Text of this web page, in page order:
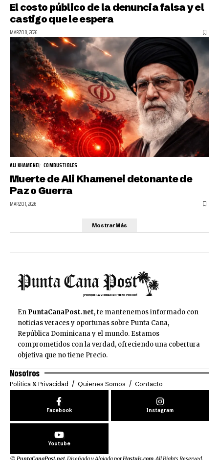
El costo público de la denuncia falsa y el
castigo que le espera
MARZO 8, 2026
ALI KHAMENEI COMBUSTIBLES
Muerte de Ali Khamenei detonante de
Paz o Guerra
MARZO 1, 2026
Mostrar Más
En PuntaCanaPost.net, te mantenemos informado con
noticias veraces y oportunas sobre Punta Cana,
República Dominicana y el mundo. Estamos
comprometidos con la verdad, ofreciendo una cobertura
objetiva que no tiene Precio.
Nosotros
Política & Privacidad Quienes Somos Contacto
Facebook Instagram
Youtube
© PuntaCanaPost.net. Diseñada y Alojada porHostuis.com. All Rights Reserved.